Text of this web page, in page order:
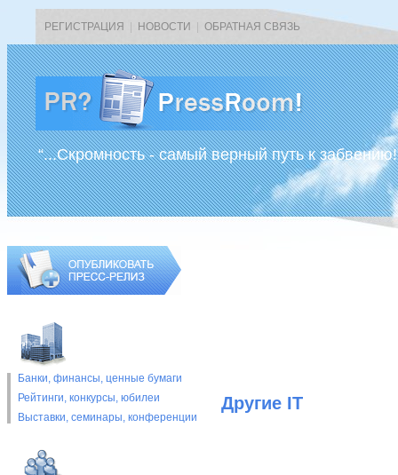
РЕГИСТРАЦИЯ НОВОСТИ ОБРАТНАЯ СВЯЗЬ
“...Скромность - самый верный путь к
Банки, финансы, ценные бумаги
Рейтинги, конкурсы, юбилеи
Выставки, cеминары, конференции
Другие IT